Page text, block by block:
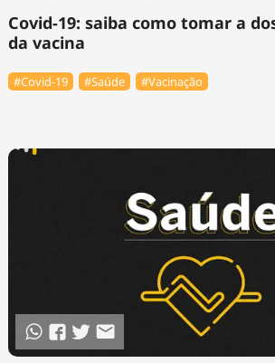
Covid-19: saiba como tomar a
da vacina
#Covid-19 #Saúde #Vacinação